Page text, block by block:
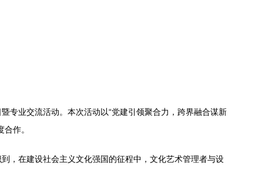
专业交流活动。本次活动以“党建引领聚合力，跨界融合谋新
作。
，在建设社会主义文化强国的征程中，文化艺术管理者与设